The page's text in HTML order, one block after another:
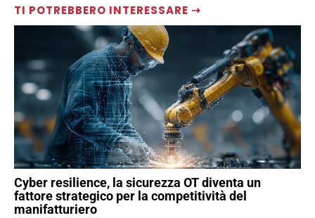
TI POTREBBERO INTERESSARE ⇢
Cyber resilience, la sicurezza OT diventa un
fattore strategico per la competitività del
manifatturiero